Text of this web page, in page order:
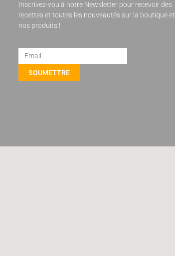
Inscrivez-vou à notre Newsletter pour recevoir des
recettes et toutes les nouveautés sur la boutique et
nos produits !
SOUMETTRE